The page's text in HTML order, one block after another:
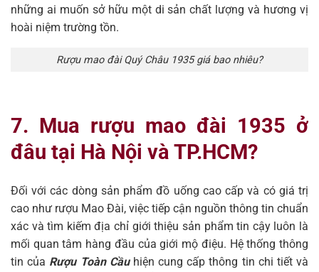
những ai muốn sở hữu một di sản chất lượng và hương vị
hoài niệm trường tồn.
Rượu mao đài Quý Châu 1935 giá bao nhiêu?
7. Mua rượu mao đài 1935 ở
đâu tại Hà Nội và TP.HCM?
Đối với các dòng sản phẩm đồ uống cao cấp và có giá trị
cao như rượu Mao Đài, việc tiếp cận nguồn thông tin chuẩn
xác và tìm kiếm địa chỉ giới thiệu sản phẩm tin cậy luôn là
mối quan tâm hàng đầu của giới mộ điệu. Hệ thống thông
tin của Rượu Toàn Cầuhiện cung cấp thông tin chi tiết và